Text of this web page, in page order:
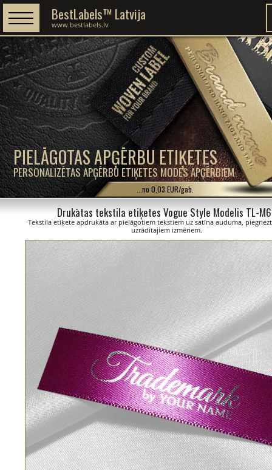
PIELĀGOTAS APĢĒRBU ETIĶETES
PERSONALIZĒTAS APĢĒRBU ETIĶETES MODES APĢĒRBIEM
BestLabels™ Latvija
www.bestlabels.lv
...no 0,03 EUR/gab.
Drukātas tekstila etiķetes Vogue Style Modelis TL-
Tekstila etiķete apdrukāta ar pielāgotiem tekstiem uz satīna auduma,
uzrādītajiem izmēriem.